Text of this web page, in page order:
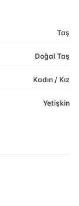
Taş
Doğal Taş
Kadın / Kız
Yetişkin